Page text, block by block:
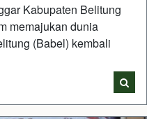
Kabupaten Belitung
memajukan dunia
(Babel) kembali